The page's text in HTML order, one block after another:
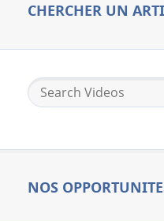
CHERCHER UN
NOS